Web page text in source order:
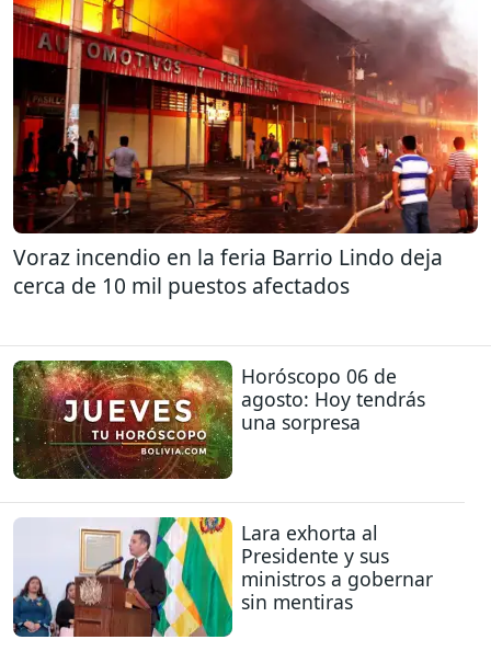
Voraz incendio en la feria Barrio Lindo deja
cerca de 10 mil puestos afectados
Horóscopo 06 de
agosto: Hoy tendrás
una sorpresa
Lara exhorta al
Presidente y sus
ministros a gobernar
sin mentiras